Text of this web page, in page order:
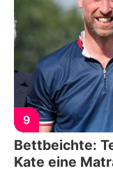
9
Bettbeichte:
Kate eine